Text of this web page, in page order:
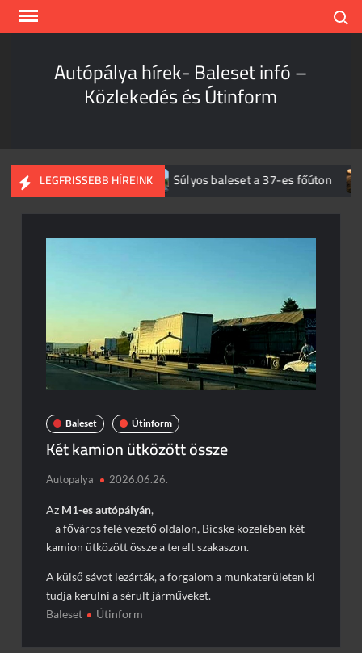
Skip
Autópálya hírek- Baleset infó –
Közlekedés és Útinform
LEGFRISSEBB HÍREINK
káosz az M1-esen Súlyos baleset a 37-es főúton
Baleset Útinform
Két kamion ütközött össze
Autopalya 2026.06.26.
Az M1-es autópályán,
– a főváros felé vezető oldalon, Bicske közelében két
kamion ütközött össze a terelt szakaszon.
A külső sávot lezárták, a forgalom a munkaterületen ki
tudja kerülni a sérült járműveket.
Baleset
Útinform